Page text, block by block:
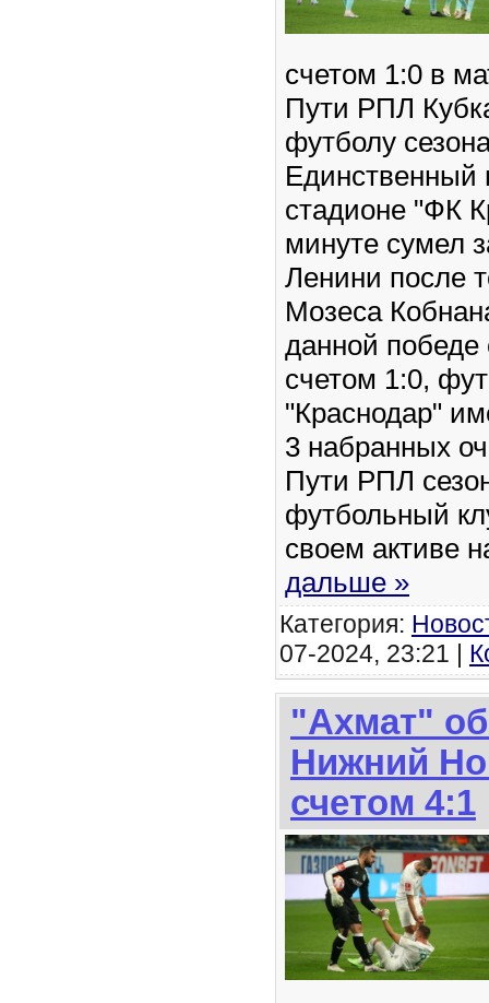
счетом 1:0 в
Пути РПЛ
футболу
Единственный
стадионе "ФК
минуте сумел
Ленини после
Мозеса
данной
счетом 1:0,
"Краснодар"
3 набранных
Пути РПЛ
футбольный
своем активе
дальше »
Категория:
07-2024, 23:21 |
"Ахмат"
Нижний
счетом 4:1